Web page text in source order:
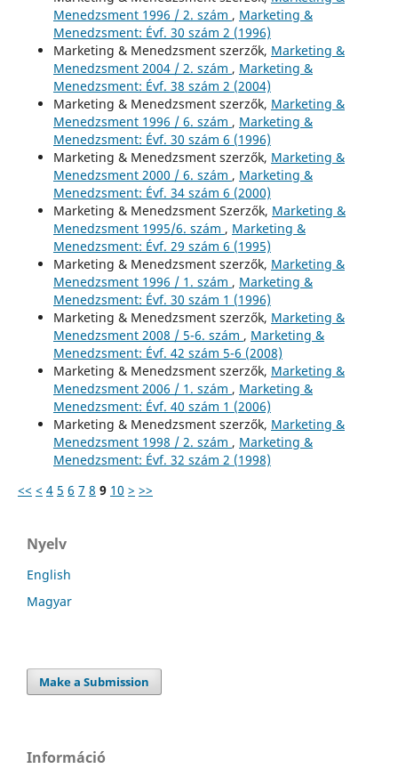
Menedzsment 1996 / 2. szám , Marketing &
Menedzsment: Évf. 30 szám 2 (1996)
Marketing & Menedzsment szerzők, Marketing &
Menedzsment 2004 / 2. szám , Marketing &
Menedzsment: Évf. 38 szám 2 (2004)
Marketing & Menedzsment szerzők, Marketing &
Menedzsment 1996 / 6. szám , Marketing &
Menedzsment: Évf. 30 szám 6 (1996)
Marketing & Menedzsment szerzők, Marketing &
Menedzsment 2000 / 6. szám , Marketing &
Menedzsment: Évf. 34 szám 6 (2000)
Marketing & Menedzsment Szerzők, Marketing &
Menedzsment 1995/6. szám , Marketing &
Menedzsment: Évf. 29 szám 6 (1995)
Marketing & Menedzsment szerzők, Marketing &
Menedzsment 1996 / 1. szám , Marketing &
Menedzsment: Évf. 30 szám 1 (1996)
Marketing & Menedzsment szerzők, Marketing &
Menedzsment 2008 / 5-6. szám , Marketing &
Menedzsment: Évf. 42 szám 5-6 (2008)
Marketing & Menedzsment szerzők, Marketing &
Menedzsment 2006 / 1. szám , Marketing &
Menedzsment: Évf. 40 szám 1 (2006)
Marketing & Menedzsment szerzők, Marketing &
Menedzsment 1998 / 2. szám , Marketing &
Menedzsment: Évf. 32 szám 2 (1998)
<< < 4 5 6 7 8 9 10 > >>
Nyelv
English
Magyar
Make a Submission
Információ